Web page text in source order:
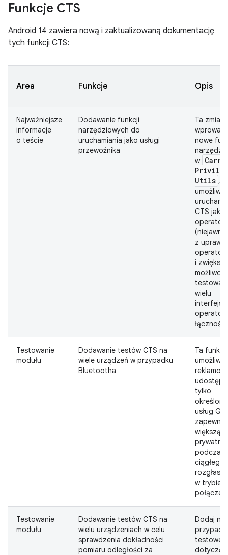
Funkcje CTS
Android 14 zawiera nową i zaktualizowaną dokumentację
tych funkcji CTS:
Area Funkcje Opis
Najważniejsze
informacje
o teście
Dodawanie funkcji
narzędziowych do
uruchamiania jako usługi
przewoźnika
Ta zmiana
nowe
w
Utils ,
CTS jako
(niejawnie
z
i
wielu
Testowanie
modułu
Dodawanie testów CTS na
wiele urządzeń w przypadku
Bluetootha
Ta
umożliwia
reklamom
tylko
usług
zapewnia
większą
podczas
ciągłego
w trybie
Testowanie
modułu
Dodawanie testów CTS na
wielu urządzeniach w celu
sprawdzenia dokładności
pomiaru odległości za
Dodaj
przypadki
testowe